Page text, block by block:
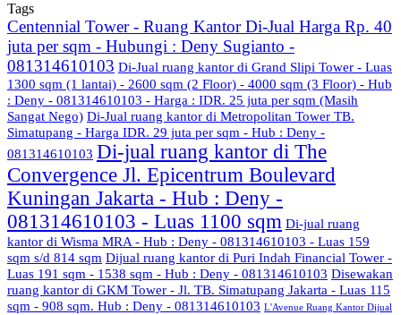
Tags
Centennial Tower - Ruang Kantor Di-Jual Harga Rp. 40
juta per sqm - Hubungi : Deny Sugianto -
081314610103 Di-Jual ruang kantor di Grand Slipi Tower - Luas
1300 sqm (1 lantai) - 2600 sqm (2 Floor) - 4000 sqm (3 Floor) - Hub
: Deny - 081314610103 - Harga : IDR. 25 juta per sqm (Masih
Sangat Nego) Di-Jual ruang kantor di Metropolitan Tower TB.
Simatupang - Harga IDR. 29 juta per sqm - Hub : Deny -
081314610103 Di-jual ruang kantor di The
Convergence Jl. Epicentrum Boulevard
Kuningan Jakarta - Hub : Deny -
081314610103 - Luas 1100 sqm Di-jual ruang
kantor di Wisma MRA - Hub : Deny - 081314610103 - Luas 159
sqm s/d 814 sqm Dijual ruang kantor di Puri Indah Financial Tower -
Luas 191 sqm - 1538 sqm - Hub : Deny - 081314610103 Disewakan
ruang kantor di GKM Tower - Jl. TB. Simatupang Jakarta - Luas 115
sqm - 908 sqm. Hub : Deny - 081314610103 L'Avenue Ruang Kantor Dijual